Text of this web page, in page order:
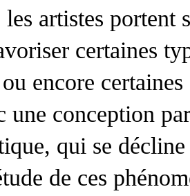
artistes portent
certaines
encore
une conception
qui se
de ces